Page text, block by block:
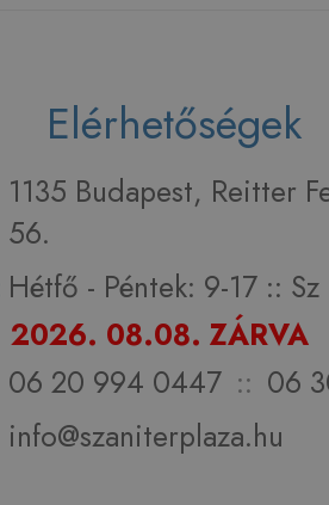
Elérhetőségek
1135 Budapest, Reitter
56.
Hétfő - Péntek: 9-17 :: Sz
2026. 08.08. ZÁRVA
06 20 994 0447 :: 06
info@szaniterplaza.hu